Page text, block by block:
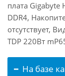
плата Gigabyte
DDR4,
отсутствует,
TDP 220Вт
На базе